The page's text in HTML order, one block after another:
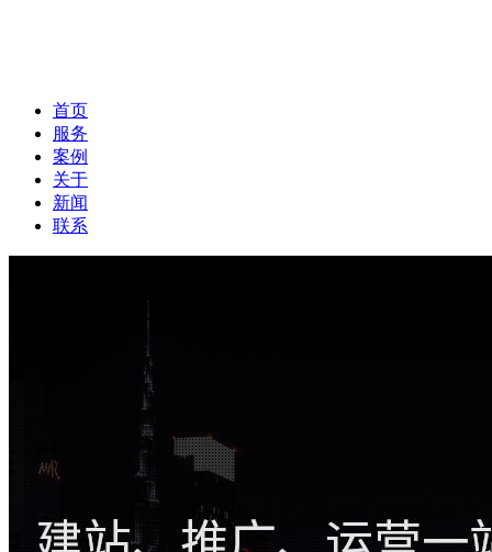
首页
服务
案例
关于
新闻
联系